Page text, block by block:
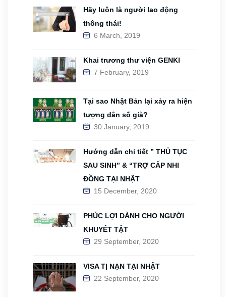
Hãy luôn là người lao động
thông thái!
6 March, 2019
Khai trương thư viện GENKI
7 February, 2019
Tại sao Nhật Bản lại xảy ra hiện
tượng dân số già?
30 January, 2019
Hướng dẫn chi tiết ” THỦ TỤC
SAU SINH” & “TRỢ CẤP NHI
ĐỒNG TẠI NHẬT
15 December, 2020
PHÚC LỢI DÀNH CHO NGƯỜI
KHUYẾT TẬT
29 September, 2020
VISA TỊ NẠN TẠI NHẬT
22 September, 2020